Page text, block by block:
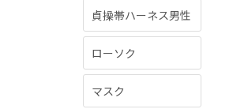
貞操帯ハーネス男性
ローソク
マスク